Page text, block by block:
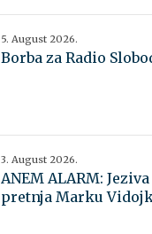
5. August 2026.
Borba za Radio
3. August 2026.
ANEM ALARM:
pretnja Marku